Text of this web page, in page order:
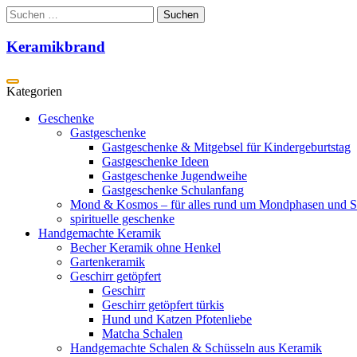
Zum
Inhalt
springen
Suchen
nach:
Keramikbrand
Geschenke
Gastgeschenke
Gastgeschenke & Mitgebsel für Kindergeburtstag
Gastgeschenke Ideen
Gastgeschenke Jugendweihe
Gastgeschenke Schulanfang
Mond & Kosmos – für alles rund um Mondphasen und
spirituelle geschenke
Handgemachte Keramik
Becher Keramik ohne Henkel
Gartenkeramik
Geschirr getöpfert
Geschirr
Geschirr getöpfert türkis
Hund und Katzen Pfotenliebe
Matcha Schalen
Handgemachte Schalen & Schüsseln aus Keramik